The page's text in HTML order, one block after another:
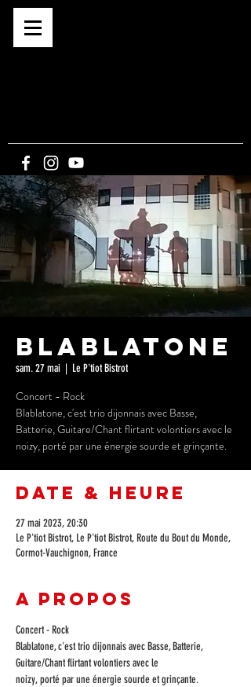
Blablatone
sam. 27 mai
  |
Le P'tiot Bistrot
Concert - Rock
Blablatone, c'est trio dijonnais avec Basse,
Batterie, Guitare/Chant flirtant volontiers avec le
noizy, porté par une énergie sourde et grinçante.
Date & Heure
27 mai 2023, 20:30
Le P'tiot Bistrot, Le P'tiot Bistrot, Route du Bout du Monde,
Cormot-Vauchignon, France
A propos
Concert - Rock
Blablatone, c'est trio dijonnais avec Basse, Batterie,
Guitare/Chant flirtant volontiers avec le
noizy, porté par une énergie sourde et grinçante.